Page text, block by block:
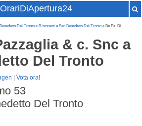
OrariDiApertura24
Del Tronto » Ristoranti a San Benedetto Del Tronto » Be.Pa. Di
& c. Snc a
Del Tronto
|Vota ora!
53
Del Tronto